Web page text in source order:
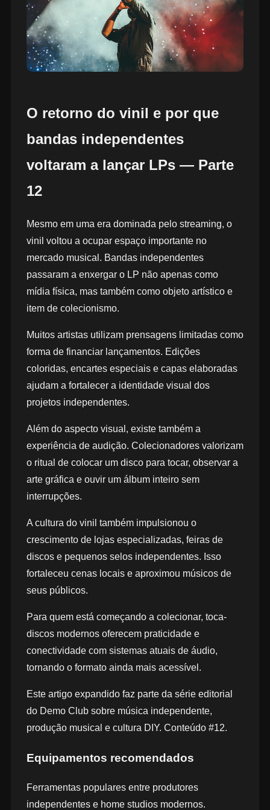
O retorno do vinil e por que
bandas independentes
voltaram a lançar LPs — Parte
12
Mesmo em uma era dominada pelo streaming, o
vinil voltou a ocupar espaço importante no
mercado musical. Bandas independentes
passaram a enxergar o LP não apenas como
mídia física, mas também como objeto artístico e
item de colecionismo.
Muitos artistas utilizam prensagens limitadas como
forma de financiar lançamentos. Edições
coloridas, encartes especiais e capas elaboradas
ajudam a fortalecer a identidade visual dos
projetos independentes.
Além do aspecto visual, existe também a
experiência de audição. Colecionadores valorizam
o ritual de colocar um disco para tocar, observar a
arte gráfica e ouvir um álbum inteiro sem
interrupções.
A cultura do vinil também impulsionou o
crescimento de lojas especializadas, feiras de
discos e pequenos selos independentes. Isso
fortaleceu cenas locais e aproximou músicos de
seus públicos.
Para quem está começando a colecionar, toca-
discos modernos oferecem praticidade e
conectividade com sistemas atuais de áudio,
tornando o formato ainda mais acessível.
Este artigo expandido faz parte da série editorial
do Demo Club sobre música independente,
produção musical e cultura DIY. Conteúdo #12.
Equipamentos recomendados
Ferramentas populares entre produtores
independentes e home studios modernos.